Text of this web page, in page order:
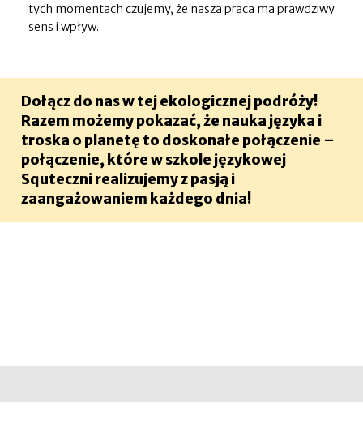
tych momentach czujemy, że nasza praca ma prawdziwy
sens i wpływ.
Dołącz do nas w tej ekologicznej podróży!
Razem możemy pokazać, że nauka języka i
troska o planetę to doskonałe połączenie –
połączenie, które w szkole językowej
Squteczni realizujemy z pasją i
zaangażowaniem każdego dnia!